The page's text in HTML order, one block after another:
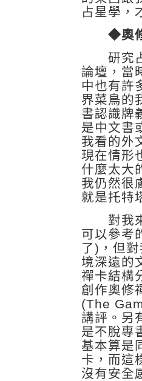
占星學，
◆奧
研究占
論壇，當
中也有許
界菜鳥的
書認識牌
是中文書
我看的外
現在情形
什麼太大
我仍然很
就是托特
對我來
可以參考
了)，但
境深遠的
禪卡結構
創作奧修
(The
講評。另
是不脫專
基本算是
卡，而這
沒有安全